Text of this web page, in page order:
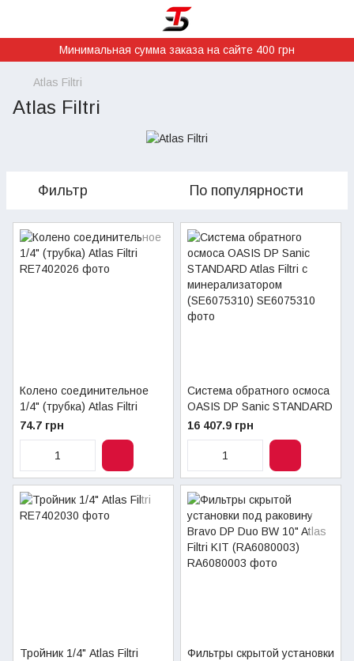
Минимальная сумма заказа на сайте 400 грн
Atlas Filtri
Atlas Filtri
Фильтр По популярности
Колено соединительное
1/4" (трубка) Atlas Filtri
74.7 грн
Система обратного осмоса
OASIS DP Sanic STANDARD
Atlas Filtri с
минерализатором
(SE6075310)
16 407.9 грн
Тройник 1/4" Atlas Filtri
Фильтры скрытой установки